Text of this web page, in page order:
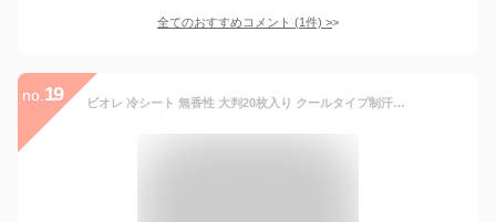
全てのおすすめコメント (1件) >
no. 19 ビオレ 冷シート 無香性 大判20枚入り クールタイプ制汗シート 暑さ対策 汗拭きシート 夏 汗